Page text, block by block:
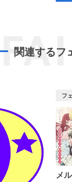
関連するフ
フ
メ